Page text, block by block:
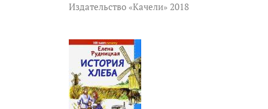
Издательство «Качели» 2018